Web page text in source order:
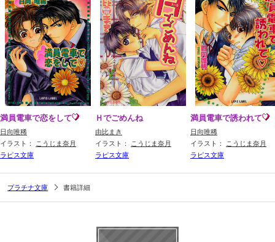
満員電車で恋をして
日向唯稀
イラスト：
こうじま奈月
ラピス文庫
Ｈでごめんね
由比まき
イラスト：
こうじま奈月
ラピス文庫
満員電車で誘われて
日向唯稀
イラスト：
こうじま奈月
ラピス文庫
プラチナ文庫 書籍詳細